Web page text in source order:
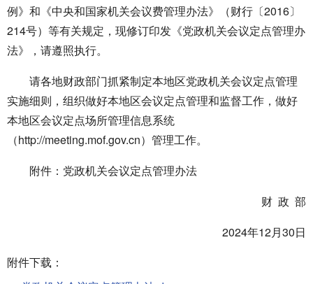
例》和《中央和国家机关会议费管理办法》（财行〔2016〕
214号）等有关规定，现修订印发《党政机关会议定点管理办
法》，请遵照执行。
请各地财政部门抓紧制定本地区党政机关会议定点管理
实施细则，组织做好本地区会议定点管理和监督工作，做好
本地区会议定点场所管理信息系统
（http://meeting.mof.gov.cn）管理工作。
附件：党政机关会议定点管理办法
财 政 部
2024年12月30日
附件下载：